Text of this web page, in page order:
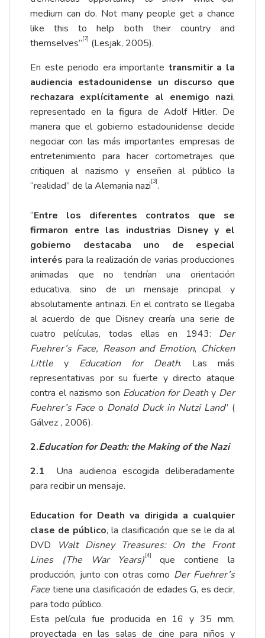
medium can do. Not many people get a chance
like this to help both their country and
themselves”[2] (Lesjak, 2005).
En este periodo era importante transmitir a la
audiencia estadounidense un discurso que
rechazara explícitamente al enemigo nazi,
representado en la figura de Adolf Hitler. De
manera que el gobierno estadounidense decide
negociar con las más importantes empresas de
entretenimiento para hacer cortometrajes que
critiquen al nazismo y enseñen al público la
“realidad” de la Alemania nazi[3].
“Entre los diferentes contratos que se
firmaron entre las industrias Disney y el
gobierno destacaba uno de especial
interés para la realización de varias producciones
animadas que no tendrían una orientación
educativa, sino de un mensaje principal y
absolutamente antinazi. En el contrato se llegaba
al acuerdo de que Disney crearía una serie de
cuatro películas, todas ellas en 1943: Der
Fuehrer’s Face, Reason and Emotion, Chicken
Little y Education for Death. Las más
representativas por su fuerte y directo ataque
contra el nazismo son Education for Deathy Der
Fuehrer’s Face o Donald Duck in Nutzi Land” (
Gálvez , 2006).
2.Education for Death: the Making of the Nazi
2.1 Una audiencia escogida deliberadamente
para recibir un mensaje.
Education for Death va dirigida a cualquier
clase de público, la clasificación que se le da al
DVD
Walt Disney Treasures: On the Front
Lines (The War Years)[4]
que contiene la
producción, junto con otras como Der Fuehrer’s
Face tiene una clasificación de edades G, es decir,
para todo público.
Esta película fue producida en 16 y 35 mm,
proyectada en las salas de cine para niños y